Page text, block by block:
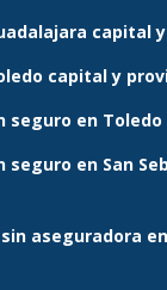
capital
capital y
seguro en Toledo
seguro en San
aseguradora